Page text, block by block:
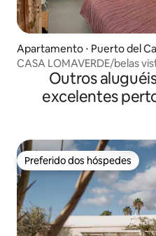
Apartamento ⋅ Puerto del
CASA LOMAVERDE/belas
Outros
excelentes
Preferido dos hóspedes
Preferido dos hóspedes